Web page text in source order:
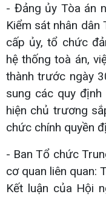
- Đảng ủy Tòa án
Kiểm sát nhân
cấp ủy, tổ chức
hệ thống toà án,
thành trước ngày
sung các quy
hiện chủ trương
chức chính quyền
- Ban Tổ chức
cơ quan liên quan:
Kết luận của Hội